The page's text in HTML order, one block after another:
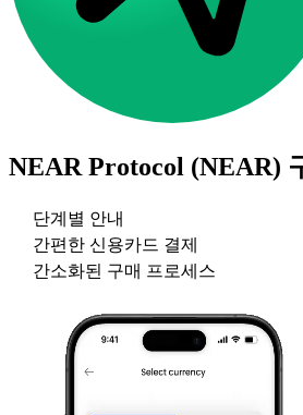
NEAR Protocol (NEAR)
단계별 안내
간편한 신용카드 결제
간소화된 구매 프로세스